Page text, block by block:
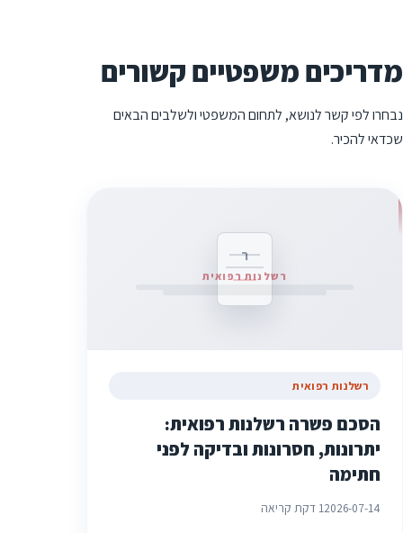
מדריכים משפטיים קשורים
נבחרו לפי קשר לנושא, לתחום המשפטי ולשלבים הבאים
שכדאי להכיר.
ר
רשלנות רפואית
רשלנות רפואית
הסכם פשרה רשלנות רפואית:
יתרונות, חסרונות ובדיקה לפני
חתימה
2026-07-141 דקת קריאה